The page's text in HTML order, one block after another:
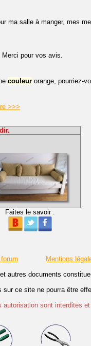
ma salle à manger, mes
pour vos avis.
couleur orange, pourriez-
>>>
Faites le savoir :
Mentions
autres documents
ce site ne pourra être
sont interdites